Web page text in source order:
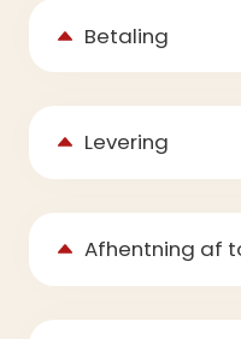
Betaling
Levering
Afhentning af